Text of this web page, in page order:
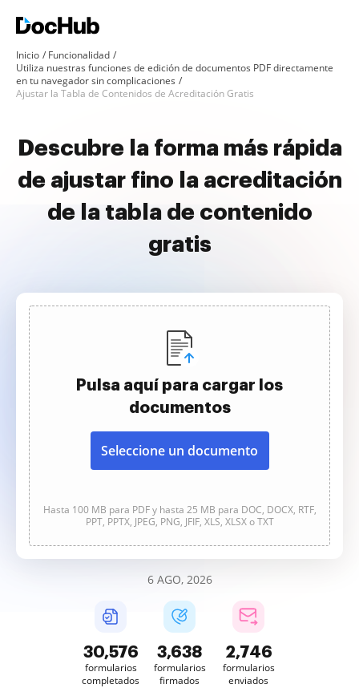
Inicio
Funcionalidad
Utiliza nuestras funciones de edición de documentos PDF directamente
en tu navegador sin complicaciones
Ajustar la Tabla de Contenidos de Acreditación Gratis
Descubre la forma más rápida
de ajustar fino la acreditación
de la tabla de contenido
gratis
Pulsa aquí para cargar los
documentos
Seleccione un documento
Hasta 100 MB para PDF y hasta 25 MB para DOC, DOCX, RTF,
PPT, PPTX, JPEG, PNG, JFIF, XLS, XLSX o TXT
6 AGO, 2026
30,578
formularios
completados
3,638
formularios
firmados
2,746
formularios
enviados